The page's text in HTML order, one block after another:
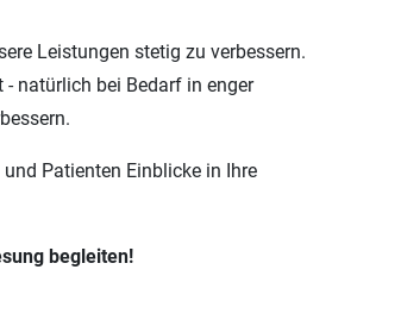
Leistungen stetig zu verbessern.
natürlich bei Bedarf in enger
Patienten Einblicke in Ihre
begleiten!